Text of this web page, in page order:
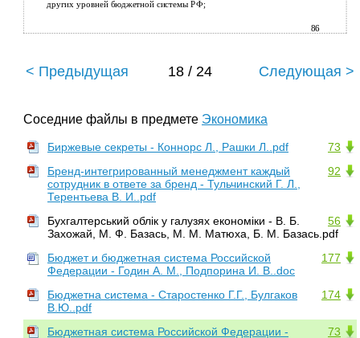
других уровней бюджетной системы РФ;
86
< Предыдущая 18 / 24 Следующая >
Соседние файлы в предмете Экономика
73
Биржевые секреты - Коннорс Л., Рашки Л..pdf
92
Бренд-интегрированный менеджмент каждый
сотрудник в ответе за бренд - Тульчинский Г. Л.,
Терентьева В. И..pdf
56
Бухгалтерський облік у галузях економіки - В. Б.
Захожай, М. Ф. Базась, М. М. Матюха, Б. М. Базась.pdf
177
Бюджет и бюджетная система Российской
Федерации - Годин А. М., Подпорина И. В..doc
174
Бюджетна система - Старостенко Г.Г., Булгаков
В.Ю..pdf
73
Бюджетная система Российской Федерации -